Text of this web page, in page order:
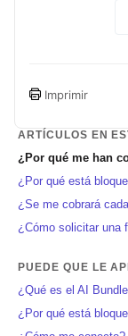
Imprimir
ARTÍCULOS EN
¿Por qué me han
¿Por qué está
¿Se me cobrará
¿Cómo solicitar una
PUEDE QUE LE
¿Qué es el AI
¿Por qué está